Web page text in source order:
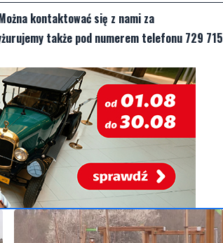
kontaktować się z nami za
także pod numerem telefonu 729 715